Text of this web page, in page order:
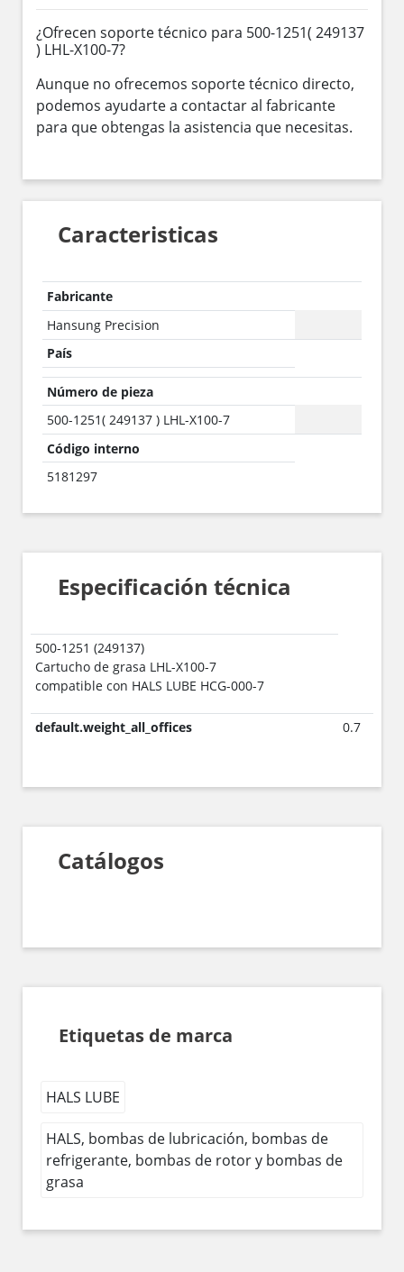
¿Ofrecen soporte técnico para 500-1251( 249137
) LHL-X100-7?
Aunque no ofrecemos soporte técnico directo,
podemos ayudarte a contactar al fabricante
para que obtengas la asistencia que necesitas.
Caracteristicas
Fabricante
Hansung Precision
País
Número de pieza
500-1251( 249137 ) LHL-X100-7
Código interno
5181297
Especificación técnica
500-1251 (249137)
Cartucho de grasa LHL-X100-7
compatible con HALS LUBE HCG-000-7
default.weight_all_offices 0.7
Catálogos
Etiquetas de marca
HALS LUBE
HALS, bombas de lubricación, bombas de
refrigerante, bombas de rotor y bombas de
grasa